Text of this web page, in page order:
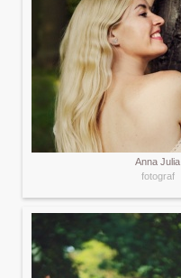
Anna Julia
fotograf